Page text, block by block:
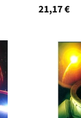
21,17€